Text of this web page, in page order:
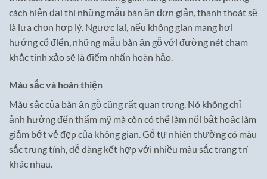
cách hiện đại thì những mẫu bàn ăn đơn giản, thanh thoát sẽ
là lựa chọn hợp lý. Ngược lại, nếu không gian mang hơi
hướng cổ điển, những mẫu bàn ăn gỗ với đường nét chạm
khắc tinh xảo sẽ là điểm nhấn hoàn hảo.
Màu sắc và hoàn thiện
Màu sắc của bàn ăn gỗ cũng rất quan trọng. Nó không chỉ
ảnh hưởng đến thẩm mỹ mà còn có thể làm nổi bật hoặc làm
giảm bớt vẻ đẹp của không gian. Gỗ tự nhiên thường có màu
sắc trung tính, dễ dàng kết hợp với nhiều màu sắc trang trí
khác nhau.